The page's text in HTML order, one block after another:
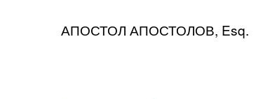
АПОСТОЛ АПОСТОЛОВ, Esq.